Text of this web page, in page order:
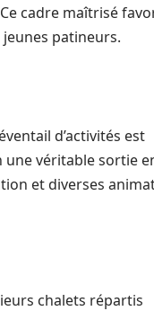
cadre maîtrisé
patineurs.
d’activités est
une véritable sortie
et diverses
chalets répartis